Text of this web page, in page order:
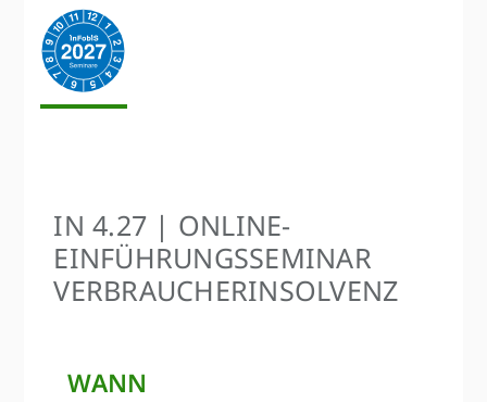
IN 4.27 | ONLINE-
EINFÜHRUNGS­SEMINAR
VERBRAUCHER­INSOLVENZ
WANN